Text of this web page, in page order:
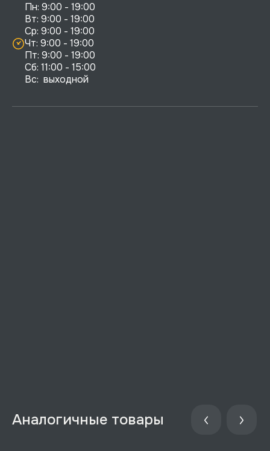
Пн: 9:00 - 19:00
Вт: 9:00 - 19:00
Ср: 9:00 - 19:00
Чт: 9:00 - 19:00
Пт: 9:00 - 19:00
Сб: 11:00 - 15:00
Вс:  выходной
Аналогичные товары